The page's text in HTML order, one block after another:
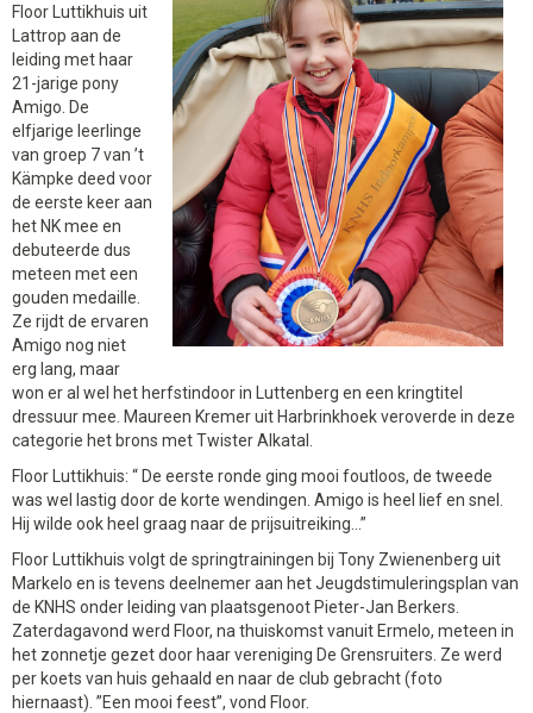
Floor Luttikhuis uit
Lattrop aan de
leiding met haar
21-jarige pony
Amigo. De
elfjarige leerlinge
van groep 7 van ’t
Kämpke deed voor
de eerste keer aan
het NK mee en
debuteerde dus
meteen met een
gouden medaille.
Ze rijdt de ervaren
Amigo nog niet
erg lang, maar
won er al wel het herfstindoor in Luttenberg en een kringtitel
dressuur mee. Maureen Kremer uit Harbrinkhoek veroverde in deze
categorie het brons met Twister Alkatal.
Floor Luttikhuis: “ De eerste ronde ging mooi foutloos, de tweede
was wel lastig door de korte wendingen. Amigo is heel lief en snel.
Hij wilde ook heel graag naar de prijsuitreiking…”
Floor Luttikhuis volgt de springtrainingen bij Tony Zwienenberg uit
Markelo en is tevens deelnemer aan het Jeugdstimuleringsplan van
de KNHS onder leiding van plaatsgenoot Pieter-Jan Berkers.
Zaterdagavond werd Floor, na thuiskomst vanuit Ermelo, meteen in
het zonnetje gezet door haar vereniging De Grensruiters. Ze werd
per koets van huis gehaald en naar de club gebracht (foto
hiernaast). ”Een mooi feest”, vond Floor.